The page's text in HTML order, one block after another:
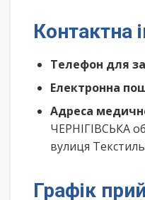
Контактна
Телефон для
Електронна
Адреса
ЧЕРНІГІВСЬКА
вулиця
Графік